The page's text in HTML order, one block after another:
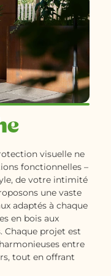
visuelle ne
fonctionnelles –
de votre intimité
une vaste
adaptés à chaque
en bois aux
Chaque projet est
entre
tout en offrant